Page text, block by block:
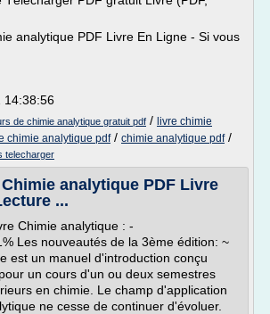
analytique PDF Livre En Ligne - Si vous
14:38:56
de chimie analytique gratuit pdf / livre chimie
chimie analytique pdf/ chimie analytique pdf/
telecharger
analytique PDF Livre
...
Chimie analytique : -
Les nouveautés de la 3ème édition: ~
est un manuel d'introduction conçu
un cours d'un ou deux semestres
en chimie. Le champ d'application
ne cesse de continuer d'évoluer.